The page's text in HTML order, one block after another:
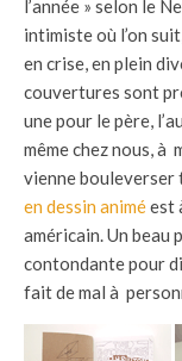
l’année » selon le
intimiste où l’on
en crise, en plein
couvertures sont
une pour le père,
même chez nous, à
vienne bouleverser
en dessin animéest
américain. Un beau
contondante pour
fait de mal à